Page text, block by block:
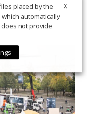
X
placed by the
automatically
not provide